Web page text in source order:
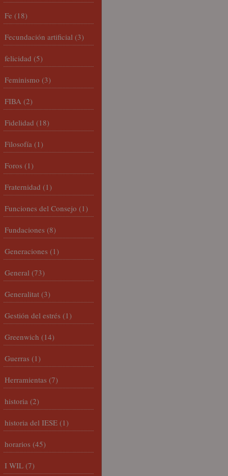
Fe (18)
Fecundación artificial (3)
felicidad (5)
Feminismo (3)
FIBA (2)
Fidelidad (18)
Filosofía (1)
Foros (1)
Fraternidad (1)
Funciones del Consejo (1)
Fundaciones (8)
Generaciones (1)
General (73)
Generalitat (3)
Gestión del estrés (1)
Greenwich (14)
Guerras (1)
Herramientas (7)
historia (2)
historia del IESE (1)
horarios (45)
I WIL (7)